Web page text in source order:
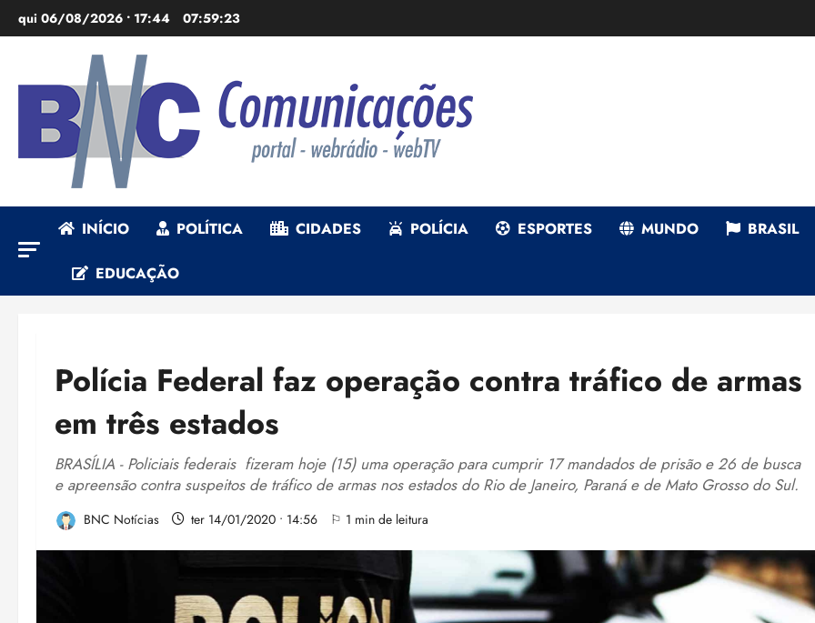
para
qui 06/08/2026 • 17:44 07:59:24
INÍCIO POLÍTICA CIDADES POLÍCIA ESPORTES MUNDO BRASIL
EDUCAÇÃO
Polícia Federal faz operação contra tráfico de armas
em três estados
BRASÍLIA - Policiais federais fizeram hoje (15) uma operação para cumprir 17 mandados de prisão e 26 de busca
e apreensão contra suspeitos de tráfico de armas nos estados do Rio de Janeiro, Paraná e de Mato Grosso do Sul.
BNC Notícias ter 14/01/2020 • 14:56 ⚐ 1 min de leitura